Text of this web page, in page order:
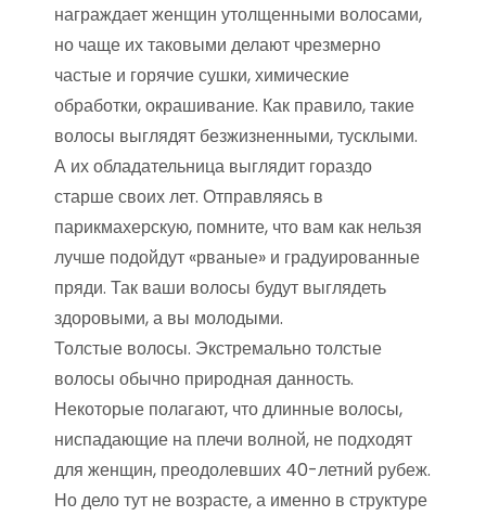
награждает женщин утолщенными волосами,
но чаще их таковыми делают чрезмерно
частые и горячие сушки, химические
обработки, окрашивание. Как правило, такие
волосы выглядят безжизненными, тусклыми.
А их обладательница выглядит гораздо
старше своих лет. Отправляясь в
парикмахерскую, помните, что вам как нельзя
лучше подойдут «рваные» и градуированные
пряди. Так ваши волосы будут выглядеть
здоровыми, а вы молодыми.
Толстые волосы. Экстремально толстые
волосы обычно природная данность.
Некоторые полагают, что длинные волосы,
ниспадающие на плечи волной, не подходят
для женщин, преодолевших 40-летний рубеж.
Но дело тут не возрасте, а именно в структуре